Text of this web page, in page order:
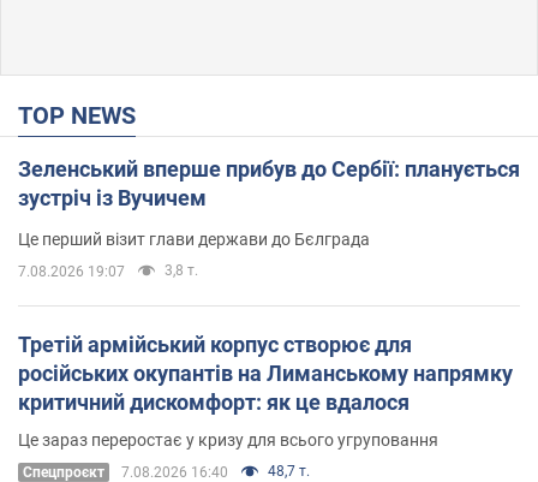
TOP NEWS
Зеленський вперше прибув до Сербії: планується
зустріч із Вучичем
Це перший візит глави держави до Бєлграда
7.08.2026 19:07 3,8 т.
Третій армійський корпус створює для
російських окупантів на Лиманському напрямку
критичний дискомфорт: як це вдалося
Це зараз переростає у кризу для всього угруповання
Cпецпроєкт 7.08.2026 16:40 48,7 т.